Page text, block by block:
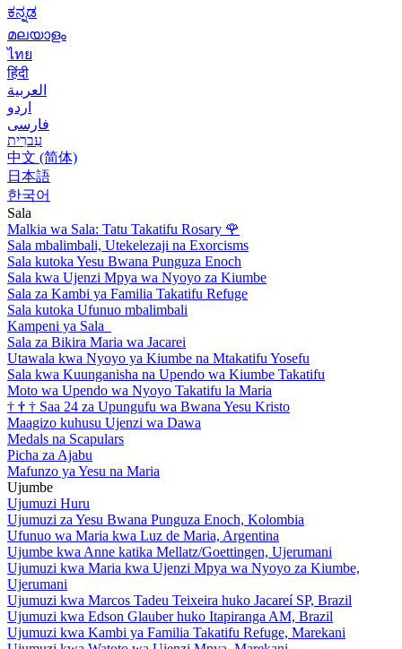
ಕನ್ನಡ
മലയാളം
ไทย
हिंदी
العربية
اردو
فارسی
עִברִית
中文 (简体)
日本語
한국어
Sala
Malkia wa Sala: Tatu Takatifu Rosary 🌹
Sala mbalimbali, Utekelezaji na Exorcisms
Sala kutoka Yesu Bwana Punguza Enoch
Sala kwa Ujenzi Mpya wa Nyoyo za Kiumbe
Sala za Kambi ya Familia Takatifu Refuge
Sala kutoka Ufunuo mbalimbali
Kampeni ya Sala
Sala za Bikira Maria wa Jacarei
Utawala kwa Nyoyo ya Kiumbe na Mtakatifu Yosefu
Sala kwa Kuunganisha na Upendo wa Kiumbe Takatifu
Moto wa Upendo wa Nyoyo Takatifu la Maria
† † † Saa 24 za Upungufu wa Bwana Yesu Kristo
Maagizo kuhusu Ujenzi wa Dawa
Medals na Scapulars
Picha za Ajabu
Mafunzo ya Yesu na Maria
Ujumbe
Ujumuzi Huru
Ujumuzi za Yesu Bwana Punguza Enoch, Kolombia
Ufunuo wa Maria kwa Luz de Maria, Argentina
Ujumbe kwa Anne katika Mellatz/Goettingen, Ujerumani
Ujumuzi kwa Maria kwa Ujenzi Mpya wa Nyoyo za Kiumbe,
Ujerumani
Ujumuzi kwa Marcos Tadeu Teixeira huko Jacareí SP, Brazil
Ujumuzi kwa Edson Glauber huko Itapiranga AM, Brazil
Ujumuzi kwa Kambi ya Familia Takatifu Refuge, Marekani